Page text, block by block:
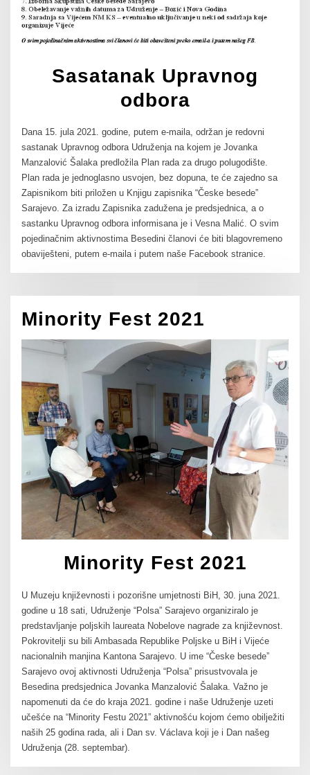
Sasatanak Upravnog
odbora
Dana 15. jula 2021. godine, putem e-maila, održan je redovni
sastanak Upravnog odbora Udruženja na kojem je Jovanka
Manzalović Šalaka predložila Plan rada za drugo polugodište.
Plan rada je jednoglasno usvojen, bez dopuna, te će zajedno sa
Zapisnikom biti priložen u Knjigu zapisnika “Česke besede”
Sarajevo. Za izradu Zapisnika zadužena je predsjednica, a o
sastanku Upravnog odbora informisana je i Vesna Malić. O svim
pojedinačnim aktivnostima Besedini članovi će biti blagovremeno
obaviješteni, putem e-maila i putem naše Facebook stranice.
Minority Fest 2021
Minority Fest 2021
U Muzeju književnosti i pozorišne umjetnosti BiH, 30. juna 2021.
godine u 18 sati, Udruženje “Polsa” Sarajevo organiziralo je
predstavljanje poljskih laureata Nobelove nagrade za književnost.
Pokrovitelji su bili Ambasada Republike Poljske u BiH i Vijeće
nacionalnih manjina Kantona Sarajevo. U ime “Česke besede”
Sarajevo ovoj aktivnosti Udruženja “Polsa” prisustvovala je
Besedina predsjednica Jovanka Manzalović Šalaka. Važno je
napomenuti da će do kraja 2021. godine i naše Udruženje uzeti
učešće na “Minority Festu 2021” aktivnošću kojom ćemo obilježiti
naših 25 godina rada, ali i Dan sv. Václava koji je i Dan našeg
Udruženja (28. septembar).